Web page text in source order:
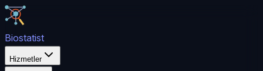
Biostatist
Hizmetler